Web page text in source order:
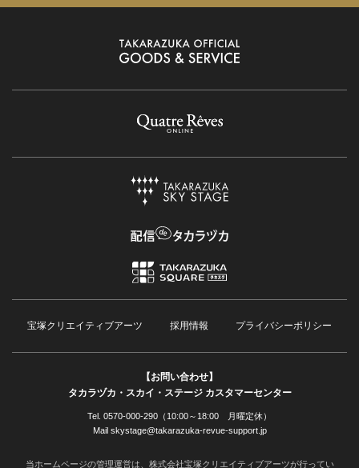
宝塚クリエイティブアーツ 採用情報 プライバシーポリシー
【お問い合わせ】
タカラヅカ・スカイ・ステージ カスタマーセンター
Tel. 0570-000-290（10:00～18:00 月曜定休）
Mail skystage@takarazuka-revue-support.jp
当ホームページの管理運営は、株式会社宝塚クリエイティブアーツが行ってい